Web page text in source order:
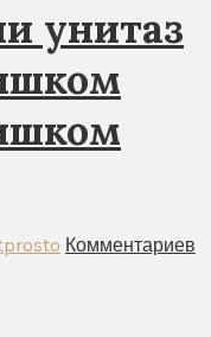
унитаз
Комментариев